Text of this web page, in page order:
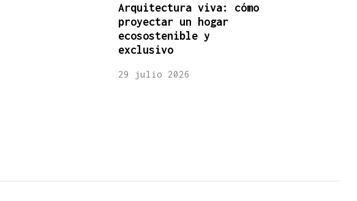
Arquitectura viva: cómo
proyectar un hogar
ecosostenible y
exclusivo
29 julio 2026